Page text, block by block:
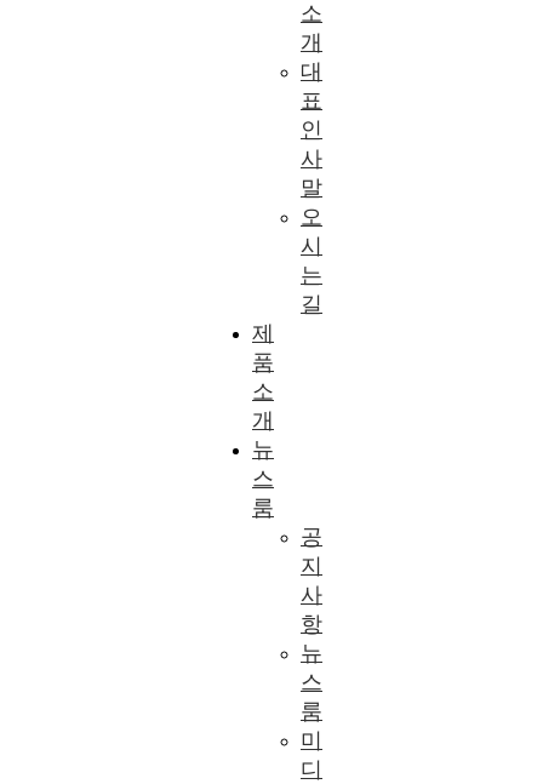
소
개
대
표
인
사
말
오
시
는
길
제
품
소
개
뉴
스
룸
공
지
사
항
뉴
스
룸
미
디